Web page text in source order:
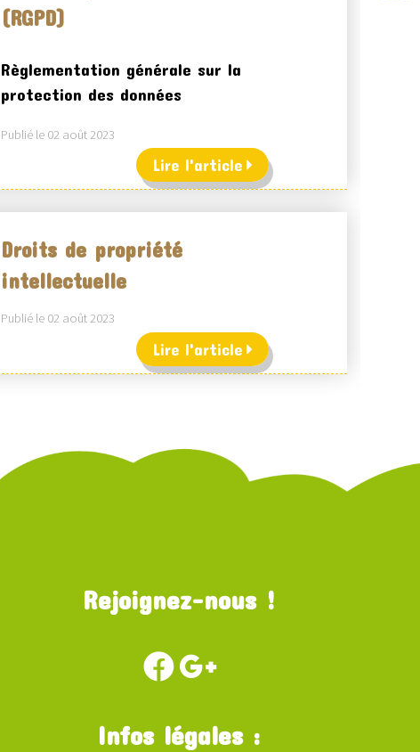
(RGPD)
Règlementation générale sur la
protection des données
Publié le 02 août 2023
Lire l'article
Droits de propriété
intellectuelle
Publié le 02 août 2023
Lire l'article
Rejoignez-nous !
Infos légales :